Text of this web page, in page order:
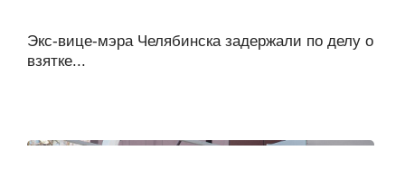
Экс-вице-мэра Челябинска задержали по делу о
взятке...